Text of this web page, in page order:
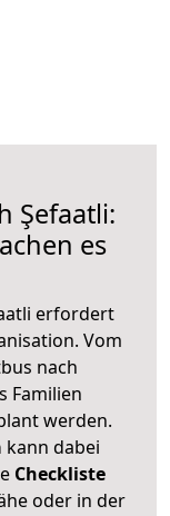
Şefaatli:
es
erfordert
Vom
nach
Familien
werden.
kann dabei
Checkliste
oder in der